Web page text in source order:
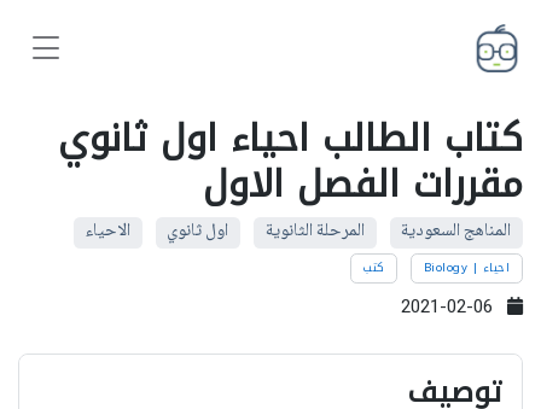
كتاب الطالب احياء اول ثانوي
مقررات الفصل الاول
المناهج السعودية المرحلة الثانوية اول ثانوي الاحياء
احياء | Biology كتب
توصيف